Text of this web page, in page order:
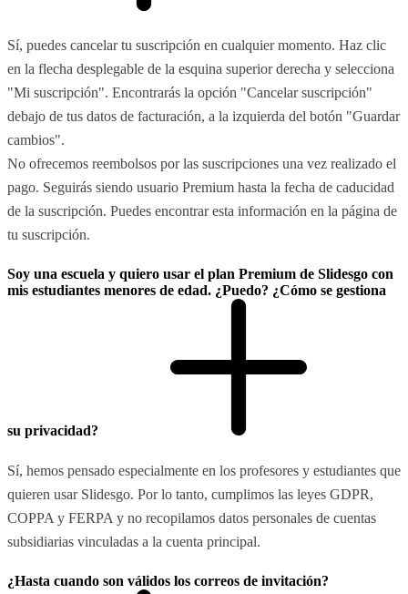
Sí, puedes cancelar tu suscripción en cualquier momento. Haz clic
en la flecha desplegable de la esquina superior derecha y selecciona
"Mi suscripción". Encontrarás la opción "Cancelar suscripción"
debajo de tus datos de facturación, a la izquierda del botón "Guardar
cambios".
No ofrecemos reembolsos por las suscripciones una vez realizado el
pago. Seguirás siendo usuario Premium hasta la fecha de caducidad
de la suscripción. Puedes encontrar esta información en la página de
tu suscripción.
Soy una escuela y quiero usar el plan Premium de Slidesgo con
mis estudiantes menores de edad. ¿Puedo? ¿Cómo se gestiona
su privacidad?
Sí, hemos pensado especialmente en los profesores y estudiantes que
quieren usar Slidesgo. Por lo tanto, cumplimos las leyes GDPR,
COPPA y FERPA y no recopilamos datos personales de cuentas
subsidiarias vinculadas a la cuenta principal.
¿Hasta cuando son válidos los correos de invitación?